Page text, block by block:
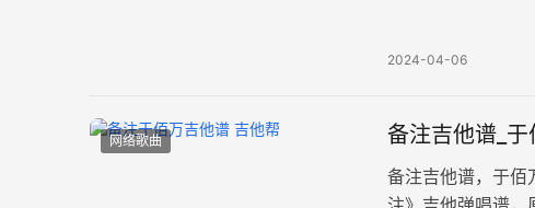
2024-04-06
网络歌曲 备注吉他谱_
备注吉他谱，于佰